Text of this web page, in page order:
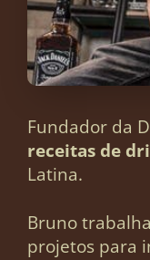
Fundador da
receitas de
Latina.
Bruno
projetos para